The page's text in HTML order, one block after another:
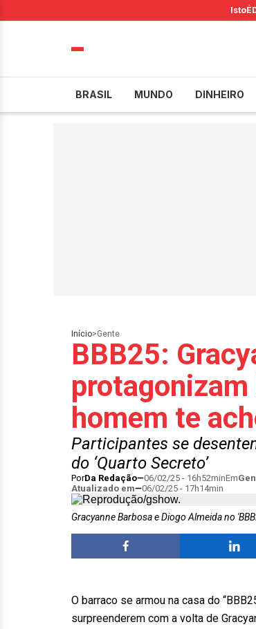
IstoÉ
BRASIL MUNDO DINHEIRO
Início>Gente
BBB25:
protagonizam
homem te
Participantes se
do ‘Quarto Secreto’
PorDa Redação 06/02/25 - 16h52minEm
Atualizado em
06/02/25 - 17h14min
Gracyanne Barbosa e Diogo Almeida no
O barraco se armou na casa do
surpreenderem com a volta de